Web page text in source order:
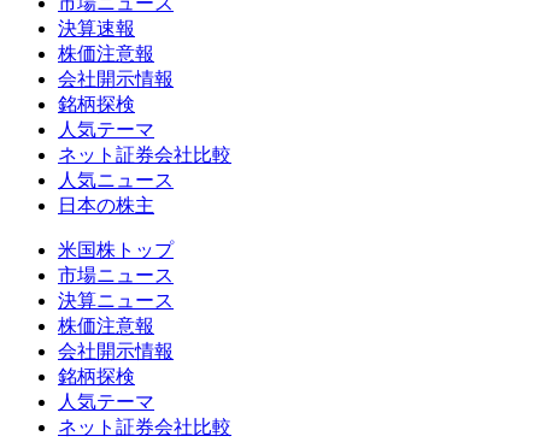
決算速報
株価注意報
会社開示情報
銘柄探検
人気テーマ
ネット証券会社比較
人気ニュース
日本の株主
米国株トップ
市場ニュース
決算ニュース
株価注意報
会社開示情報
銘柄探検
人気テーマ
ネット証券会社比較